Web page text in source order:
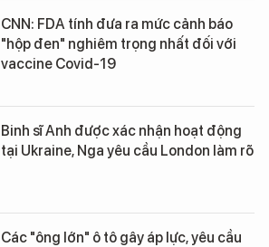
CNN: FDA tính đưa ra mức cảnh báo
"hộp đen" nghiêm trọng nhất đối với
vaccine Covid-19
Binh sĩ Anh được xác nhận hoạt động
tại Ukraine, Nga yêu cầu London làm rõ
Các "ông lớn" ô tô gây áp lực, yêu cầu